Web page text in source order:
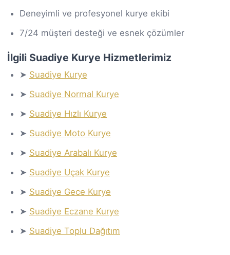
Deneyimli ve profesyonel kurye ekibi
7/24 müşteri desteği ve esnek çözümler
İlgili Suadiye Kurye Hizmetlerimiz
➤ Suadiye Kurye
➤ Suadiye Normal Kurye
➤ Suadiye Hızlı Kurye
➤ Suadiye Moto Kurye
➤ Suadiye Arabalı Kurye
➤ Suadiye Uçak Kurye
➤ Suadiye Gece Kurye
➤ Suadiye Eczane Kurye
➤ Suadiye Toplu Dağıtım